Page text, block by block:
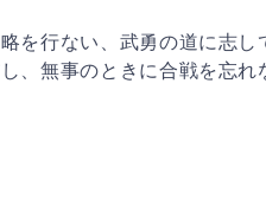
を行ない、武勇の道に志し
、無事のときに合戦を忘れ